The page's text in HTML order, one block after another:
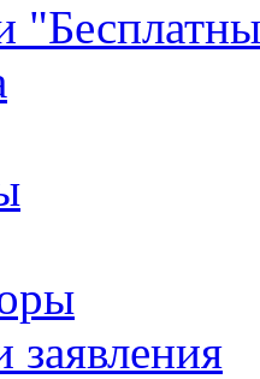
заявления